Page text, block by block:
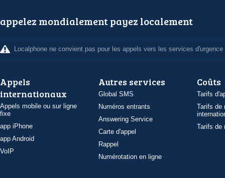
appelez mondialement payez localement
Localphone ne convient pas pour les appels vers les services d'urgence
Appels
internationaux
Appels mobile ou sur ligne
fixe
app iPhone
app Android
VoIP
Autres services
Global SMS
Numéros entrants
Answering Service
Carte d'appel
Rappel
Numérotation en ligne
Coûts
Tarifs
Tarifs de
Tarifs de